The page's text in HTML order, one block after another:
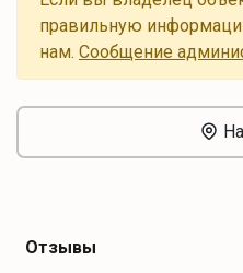
правильную
нам. Cообщение
Отзывы